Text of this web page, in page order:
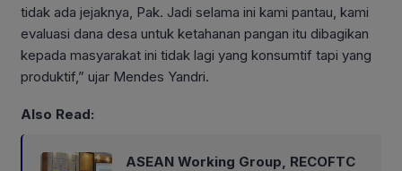
tidak ada jejaknya, Pak. Jadi selama ini kami pantau, kami
evaluasi dana desa untuk ketahanan pangan itu dibagikan
kepada masyarakat ini tidak lagi yang konsumtif tapi yang
produktif,” ujar Mendes Yandri.
Also Read:
ASEAN Working Group, RECOFTC